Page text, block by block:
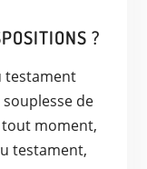
?
testament
de
moment,
testament,